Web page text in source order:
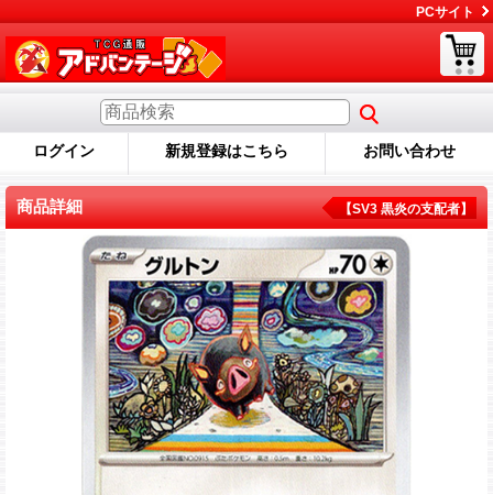
PCサイト
ログイン 新規登録はこちら お問い合わせ
商品詳細 【SV3 黒炎の支配者】